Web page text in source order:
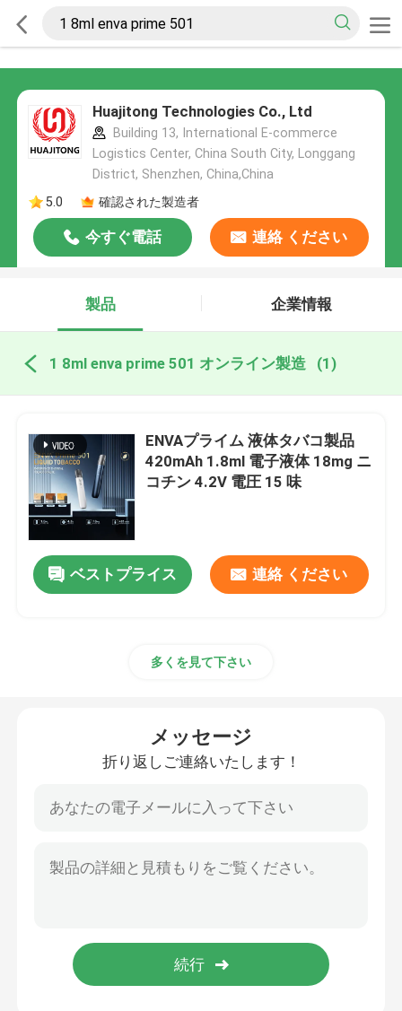
Huajitong Technologies Co., Ltd
Building 13, International E-commerce
Logistics Center, China South City, Longgang
District, Shenzhen, China,China
5.0
確認された製造者
今すぐ電話 連絡 ください
製品 企業情報
1 8ml enva prime 501 オンライン製造 (1)
ENVAプライム 液体タバコ製品
420mAh 1.8ml 電子液体 18mg ニ
コチン 4.2V 電圧 15 味
ベストプライス 連絡 ください
多くを見て下さい
メッセージ
折り返しご連絡いたします！